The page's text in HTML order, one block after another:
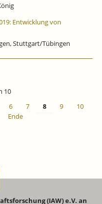
Entwicklung von
Stuttgart/Tübingen
10
6 7 8 9
10
Ende
(IAW) e.V. an